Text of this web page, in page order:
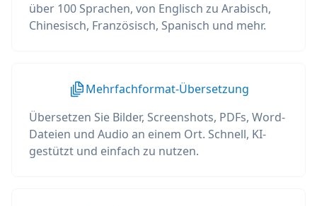
über 100 Sprachen, von Englisch zu Arabisch,
Chinesisch, Französisch, Spanisch und mehr.
Mehrfachformat-Übersetzung
Übersetzen Sie Bilder, Screenshots, PDFs, Word-
Dateien und Audio an einem Ort. Schnell, KI-
gestützt und einfach zu nutzen.